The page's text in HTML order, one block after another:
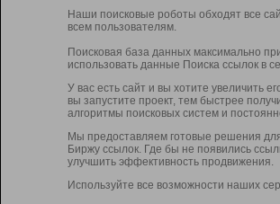
Наши поисковые роботы обходят все
всем пользователям.
Поисковая база данных максимально
использовать данные Поиска ссылок в
У вас есть сайт и вы хотите увеличить
вы запустите проект, тем быстрее
алгоритмы поисковых систем и
Мы предоставляем готовые решения
Биржу ссылок. Где бы не появились
улучшить эффективность продвижения.
Используйте все возможности наших